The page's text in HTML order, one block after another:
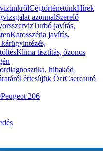
CégtörténetünkHírek
azonnalSzerelő
Turbó javítás,
Karosszéria javítás,
Klíma tisztítás, ózonos
hibakód
értesítjük ÖntCsereautó
Peugeot 206